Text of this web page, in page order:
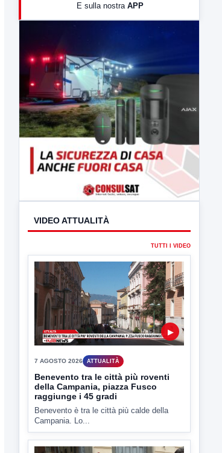
E sulla nostra APP
VIDEO ATTUALITÀ
TUTTI I VIDEO
▶
7 AGOSTO 2026 ATTUALITÀ
Benevento tra le città più roventi
della Campania, piazza Fusco
raggiunge i 45 gradi
Benevento è tra le città più calde della
Campania. Lo...